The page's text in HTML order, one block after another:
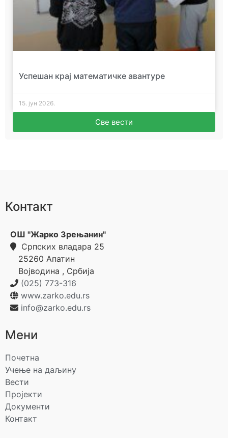
Успешан крај математичке авантуре
15. јун 2026.
Све вести
Контакт
ОШ "Жарко Зрењанин"
Српских владара 25
25260 Апатин
Војводина , Србија
(025) 773-316
www.zarko.edu.rs
info@zarko.edu.rs
Мени
Почетна
Учење на даљину
Вести
Пројекти
Документи
Контакт